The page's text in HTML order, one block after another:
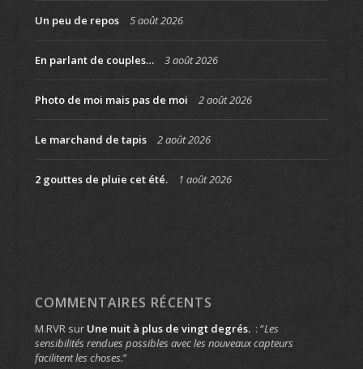
Un peu de repos 5 août 2026
En parlant de couples… 3 août 2026
Photo de moi mais pas de moi 2 août 2026
Le marchand de tapis 2 août 2026
2 gouttes de pluie cet été. 1 août 2026
COMMENTAIRES RÉCENTS
M.RVRsur Une nuit à plus de vingt degrés. : “Les
sensibilités rendues possibles avec les nouveaux capteurs
facilitent les choses.”